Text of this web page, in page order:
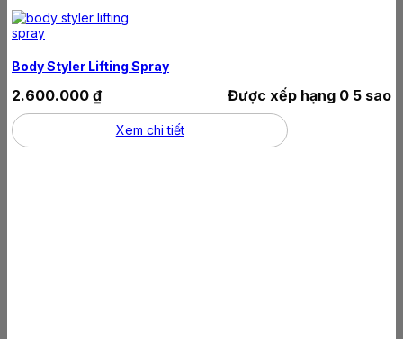
Body Styler Lifting Spray
Được xếp hạng 0 5 sao
2.600.000 ₫
Xem chi tiết